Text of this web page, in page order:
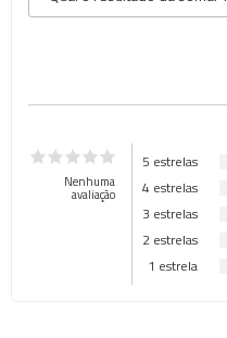
Nenhuma
avaliação
5 estrelas
4 estrelas
3 estrelas
2 estrelas
1 estrela